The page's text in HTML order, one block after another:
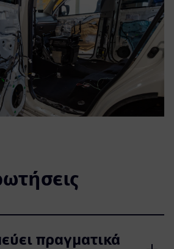
πραγματικά